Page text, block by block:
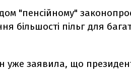
"пенсійному"
більшості пільг для
уже заявила, що